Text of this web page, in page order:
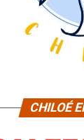
CHILOÉ